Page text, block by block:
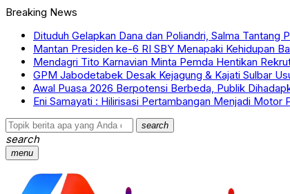
Breaking News
Dituduh Gelapkan Dana dan Poliandri, Salma Tantang
Mantan Presiden ke-6 RI SBY Menapaki Kehidupan
Mendagri Tito Karnavian Minta Pemda Hentikan
GPM Jabodetabek Desak Kejagung & Kajati Sulbar
Awal Puasa 2026 Berpotensi Berbeda, Publik
Eni Samayati : Hilirisasi Pertambangan Menjadi Motor
search
search
menu